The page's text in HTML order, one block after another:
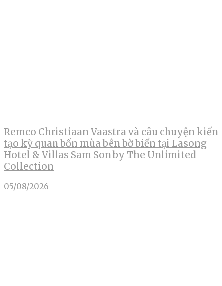
Remco Christiaan Vaastra và câu chuyện kiến
tạo kỳ quan bốn mùa bên bờ biển tại Lasong
Hotel & Villas Sam Son by The Unlimited
Collection
05/08/2026